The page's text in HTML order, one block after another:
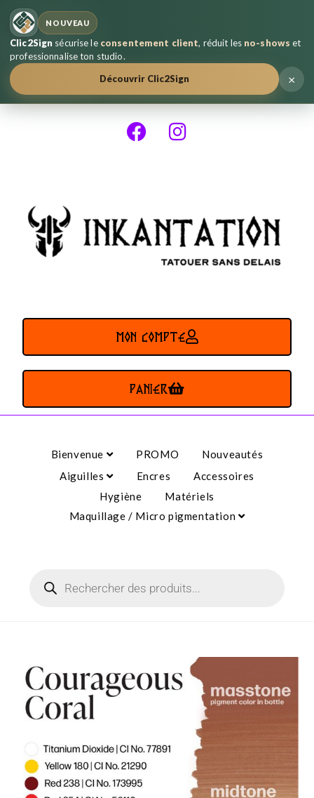
NOUVEAU
Clic2Sign sécurise le consentement client, réduit les no-shows et
professionnalise ton studio.
Découvrir Clic2Sign
×
MON COMPTE
PANIER
Bienvenue PROMO
Nouveautés
Aiguilles
Encres
Accessoires
Hygiène
Matériels
Maquillage / Micro pigmentation